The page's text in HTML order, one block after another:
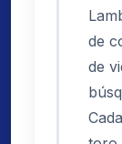
de
de